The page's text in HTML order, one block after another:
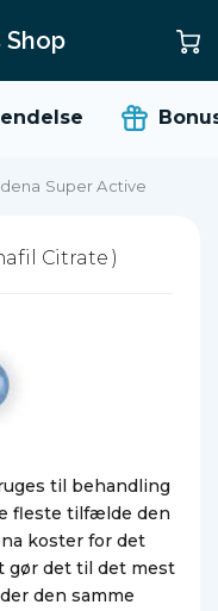
Super Active
Citrate )
til behandling
fleste tilfælde den
koster for det
gør det til det mest
den samme